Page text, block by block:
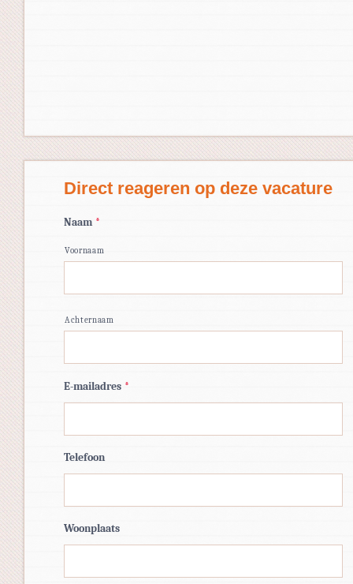
Direct reageren op deze vacature
Naam *
Voornaam
Achternaam
E-mailadres *
Telefoon
Woonplaats